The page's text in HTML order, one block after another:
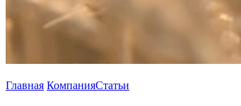
Главная КомпанияСтатьи